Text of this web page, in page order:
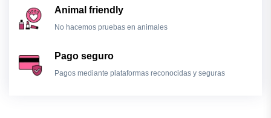
Animal friendly
No hacemos pruebas en animales
Pago seguro
Pagos mediante plataformas reconocidas y seguras